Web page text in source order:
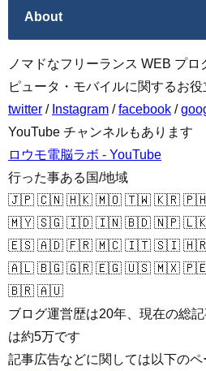
About
ノマドなフリーランス WEB プ
ピュータ・モバイルに関するお役
twitter / Instagram /facebook /
YouTube チャンネルもあります
ロウモ電脳ラボ - YouTube
行った事ある国/地域
🇯🇵 🇨🇳 🇭🇰 🇲🇴 🇹🇼 🇰🇷
🇲🇾 🇸🇬 🇮🇩 🇮🇳 🇧🇩 🇳🇵
🇪🇸 🇦🇩 🇫🇷 🇲🇨 🇮🇹 🇸🇮
🇦🇱 🇧🇬 🇬🇷 🇪🇬 🇺🇸 🇲🇽
🇧🇷 🇦🇺
ブログ運営歴は20年、現在の総
は約5万です
記事広告などに関しては以下のペ